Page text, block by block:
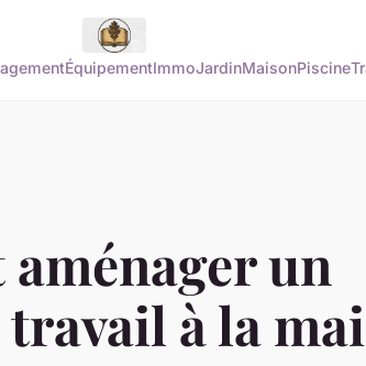
ÉquipementImmoJardinMaisonPiscine
un
travail à la